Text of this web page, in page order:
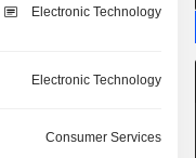
Electronic Technology
Electronic Technology
Consumer Services